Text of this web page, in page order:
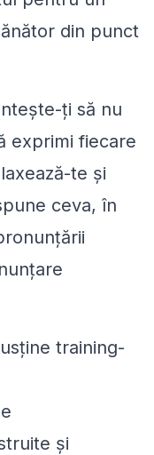
din punct
ți să nu
exprimi fiecare
te și
ceva, în
training-
și